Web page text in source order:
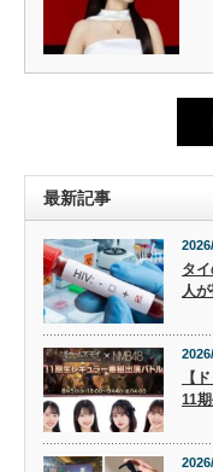
最新記事
タ
人
【
11